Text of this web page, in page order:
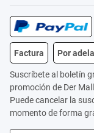
Factura Por
Suscríbete al boletín
promoción de Der
Puede cancelar la
momento de forma